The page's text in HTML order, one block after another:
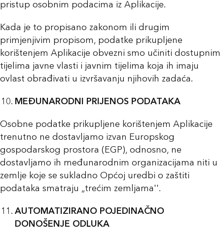
pristup osobnim podacima iz Aplikacije.
Kada je to propisano zakonom ili drugim
primjenjivim propisom, podatke prikupljene
korištenjem Aplikacije obvezni smo učiniti dostupnim
tijelima javne vlasti i javnim tijelima koja ih imaju
ovlast obrađivati u izvršavanju njihovih zadaća.
MEĐUNARODNI PRIJENOS PODATAKA
Osobne podatke prikupljene korištenjem Aplikacije
trenutno ne dostavljamo izvan Europskog
gospodarskog prostora (EGP), odnosno, ne
dostavljamo ih međunarodnim organizacijama niti u
zemlje koje se sukladno Općoj uredbi o zaštiti
podataka smatraju „trećim zemljama''.
AUTOMATIZIRANO POJEDINAČNO
DONOŠENJE ODLUKA